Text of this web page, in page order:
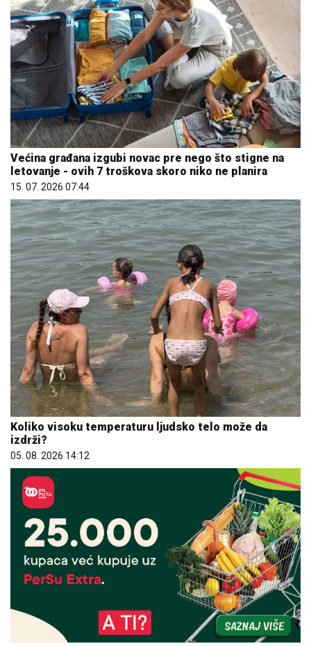
Većina građana izgubi novac pre nego što stigne na
letovanje - ovih 7 troškova skoro niko ne planira
15. 07. 2026 07:44
Koliko visoku temperaturu ljudsko telo može da
izdrži?
05. 08. 2026 14:12